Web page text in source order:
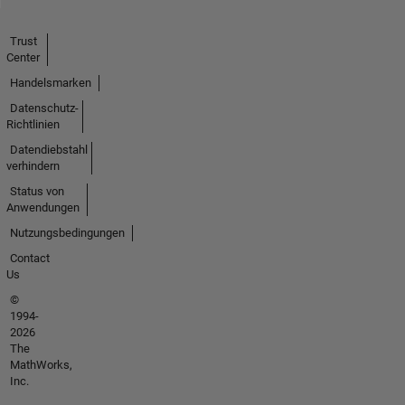
Trust
Center
Handelsmarken
Datenschutz-
Richtlinien
Datendiebstahl
verhindern
Status von
Anwendungen
Nutzungsbedingungen
Contact
Us
©
1994-
2026
The
MathWorks,
Inc.